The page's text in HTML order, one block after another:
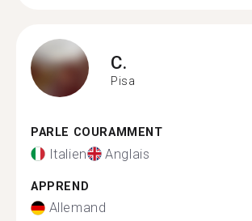
C.
Pisa
PARLE COURAMMENT
Italien Anglais
APPREND
Allemand